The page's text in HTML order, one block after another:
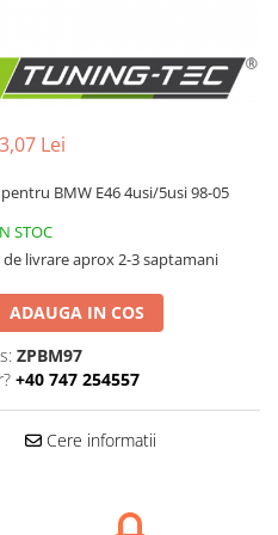
Lei
BMW E46 4usi/5usi 98-05
STOC
livrare aprox 2-3 saptamani
ADAUGA IN COS
ZPBM97
+40 747 254557
Cere informatii